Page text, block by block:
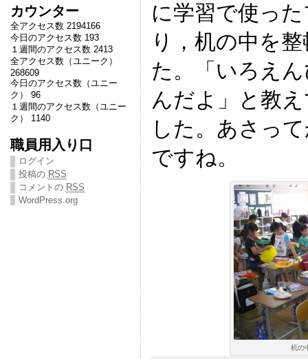
カウンター
全アクセス数 2194166
今日のアクセス数 193
１週間のアクセス数 2413
全アクセス数（ユニーク）
268609
今日のアクセス数（ユニー
ク） 96
１週間のアクセス数（ユニー
ク） 1140
職員用入り口
ログイン
投稿の RSS
コメントの RSS
WordPress.org
に学習で使っ
り，机の中を
た。「いろえ
んだよ」と教
した。あさっ
ですね。
机の